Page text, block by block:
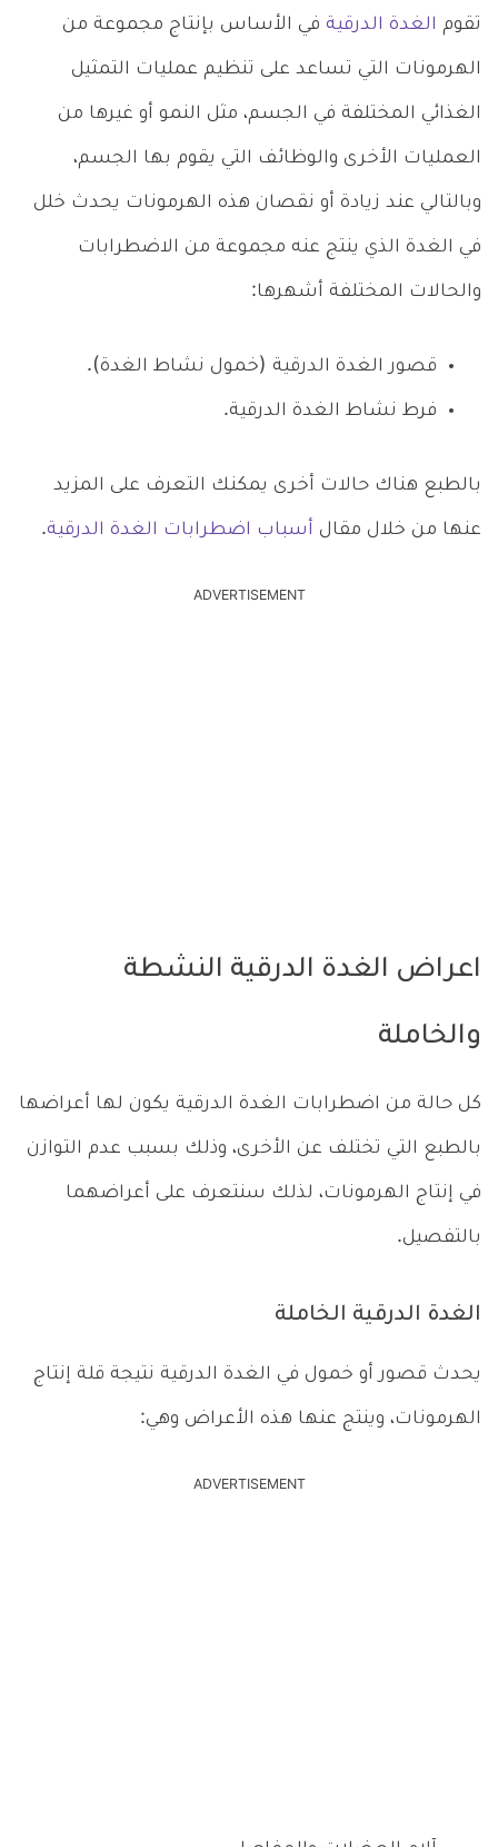
تقوم الغدة الدرقية في الأساس بإنتاج مجموعة من
الهرمونات التي تساعد على تنظيم عمليات التمثيل
الغذائي المختلفة في الجسم، مثل النمو أو غيرها من
العمليات الأخرى والوظائف التي يقوم بها الجسم،
وبالتالي عند زيادة أو نقصان هذه الهرمونات يحدث خلل
في الغدة الذي ينتج عنه مجموعة من الاضطرابات
والحالات المختلفة أشهرها:
قصور الغدة الدرقية (خمول نشاط الغدة).
فرط نشاط الغدة الدرقية.
بالطبع هناك حالات أخرى يمكنك التعرف على المزيد
عنها من خلال مقال أسباب اضطرابات الغدة الدرقية.
ADVERTISEMENT
اعراض الغدة الدرقية النشطة
والخاملة
كل حالة من اضطرابات الغدة الدرقية يكون لها أعراضها
بالطبع التي تختلف عن الأخرى، وذلك بسبب عدم التوازن
في إنتاج الهرمونات، لذلك سنتعرف على أعراضهما
بالتفصيل.
الغدة الدرقية الخاملة
يحدث قصور أو خمول في الغدة الدرقية نتيجة قلة إنتاج
الهرمونات، وينتج عنها هذه الأعراض وهي:
ADVERTISEMENT